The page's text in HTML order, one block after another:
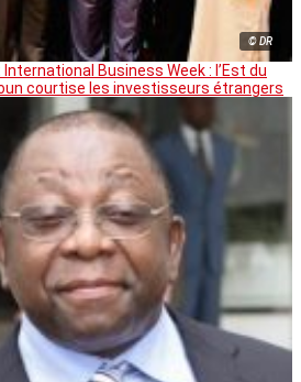
© DR
Business Week : l’Est du
courtise les investisseurs étrangers